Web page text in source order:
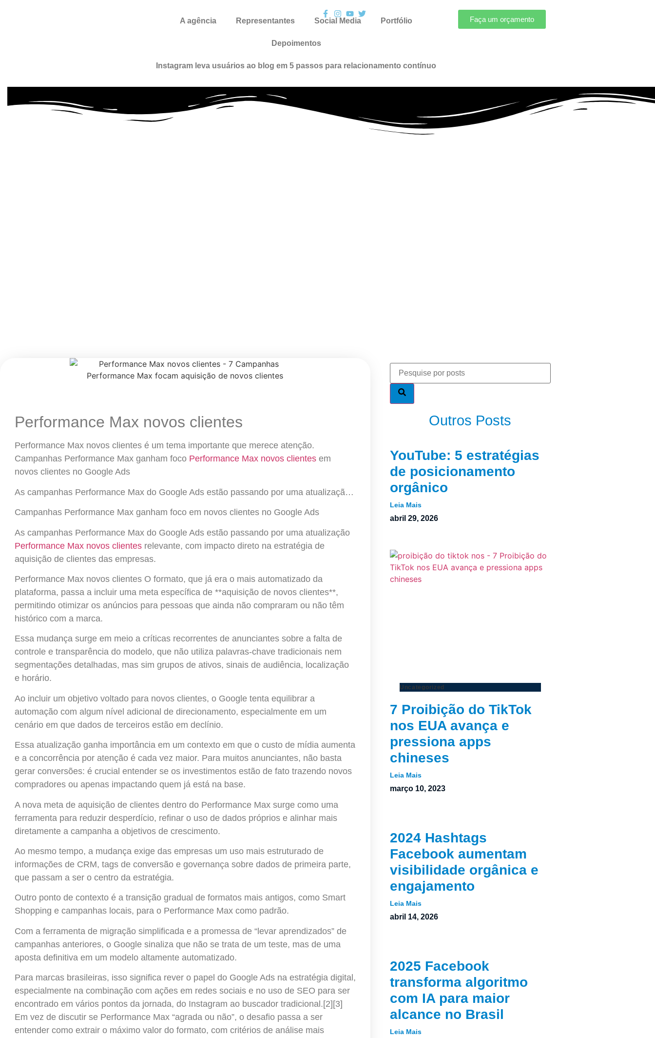
A agência Representantes Social Media Portfólio
Depoimentos
Instagram leva usuários ao blog em 5 passos para relacionamento contínuo
Faça um orçamento
Performance Max novos clientes
Performance Max novos clientes é um tema importante que merece atenção.
Campanhas Performance Max ganham foco Performance Max novos clientes em
novos clientes no Google Ads
As campanhas Performance Max do Google Ads estão passando por uma atualizaçã…
Campanhas Performance Max ganham foco em novos clientes no Google Ads
As campanhas Performance Max do Google Ads estão passando por uma atualização
Performance Max novos clientes relevante, com impacto direto na estratégia de
aquisição de clientes das empresas.
Performance Max novos clientes O formato, que já era o mais automatizado da
plataforma, passa a incluir uma meta específica de **aquisição de novos clientes**,
permitindo otimizar os anúncios para pessoas que ainda não compraram ou não têm
histórico com a marca.
Essa mudança surge em meio a críticas recorrentes de anunciantes sobre a falta de
controle e transparência do modelo, que não utiliza palavras-chave tradicionais nem
segmentações detalhadas, mas sim grupos de ativos, sinais de audiência, localização
e horário.
Ao incluir um objetivo voltado para novos clientes, o Google tenta equilibrar a
automação com algum nível adicional de direcionamento, especialmente em um
cenário em que dados de terceiros estão em declínio.
Essa atualização ganha importância em um contexto em que o custo de mídia aumenta
e a concorrência por atenção é cada vez maior. Para muitos anunciantes, não basta
gerar conversões: é crucial entender se os investimentos estão de fato trazendo novos
compradores ou apenas impactando quem já está na base.
A nova meta de aquisição de clientes dentro do Performance Max surge como uma
ferramenta para reduzir desperdício, refinar o uso de dados próprios e alinhar mais
diretamente a campanha a objetivos de crescimento.
Ao mesmo tempo, a mudança exige das empresas um uso mais estruturado de
informações de CRM, tags de conversão e governança sobre dados de primeira parte,
que passam a ser o centro da estratégia.
Outro ponto de contexto é a transição gradual de formatos mais antigos, como Smart
Shopping e campanhas locais, para o Performance Max como padrão.
Com a ferramenta de migração simplificada e a promessa de “levar aprendizados” de
campanhas anteriores, o Google sinaliza que não se trata de um teste, mas de uma
aposta definitiva em um modelo altamente automatizado.
Para marcas brasileiras, isso significa rever o papel do Google Ads na estratégia digital,
especialmente na combinação com ações em redes sociais e no uso de SEO para ser
encontrado em vários pontos da jornada, do Instagram ao buscador tradicional.[2][3]
Em vez de discutir se Performance Max “agrada ou não”, o desafio passa a ser
entender como extrair o máximo valor do formato, com critérios de análise mais
Outros Posts
YouTube: 5 estratégias
de posicionamento
orgânico
Leia Mais
abril 29, 2026
Uncategorized
7 Proibição do TikTok
nos EUA avança e
pressiona apps
chineses
Leia Mais
março 10, 2023
2024 Hashtags
Facebook aumentam
visibilidade orgânica e
engajamento
Leia Mais
abril 14, 2026
2025 Facebook
transforma algoritmo
com IA para maior
alcance no Brasil
Leia Mais